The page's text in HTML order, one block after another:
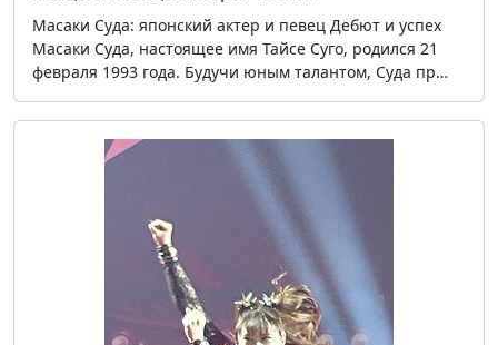
Масаки Суда: японский актер и певец Дебют и успех
Масаки Суда, настоящее имя Тайсе Суго, родился 21
февраля 1993 года. Будучи юным талантом, Суда пр…